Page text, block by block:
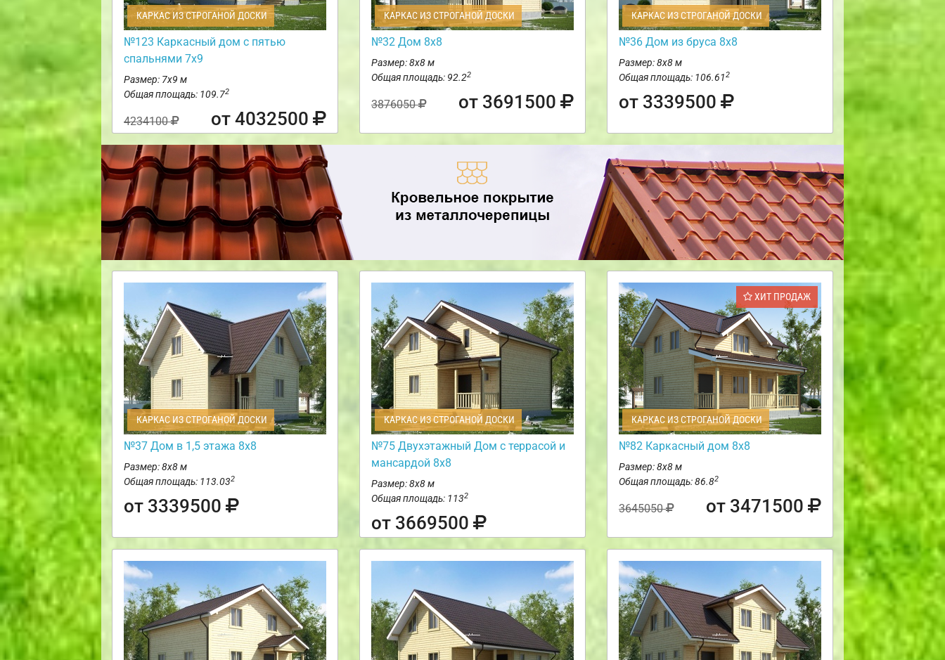
КАРКАС ИЗ СТРОГАНОЙ ДОСКИ
№123 Каркасный дом с пятью
спальнями 7х9
Размер: 7х9 м
Общая площадь: 109.72
4234100 от 4032500
КАРКАС ИЗ СТРОГАНОЙ ДОСКИ
№32 Дом 8х8
Размер: 8х8 м
Общая площадь: 92.22
3876050 от 3691500
КАРКАС ИЗ СТРОГАНОЙ ДОСКИ
№36 Дом из бруса 8х8
Размер: 8х8 м
Общая площадь: 106.612
от 3339500
КАРКАС ИЗ СТРОГАНОЙ ДОСКИ
№37 Дом в 1,5 этажа 8х8
Размер: 8х8 м
Общая площадь: 113.032
от 3339500
КАРКАС ИЗ СТРОГАНОЙ ДОСКИ
№75 Двухэтажный Дом с террасой и
мансардой 8х8
Размер: 8х8 м
Общая площадь: 1132
от 3669500
ХИТ ПРОДАЖ
КАРКАС ИЗ СТРОГАНОЙ ДОСКИ
№82 Каркасный дом 8х8
Размер: 8х8 м
Общая площадь: 86.82
3645050 от 3471500